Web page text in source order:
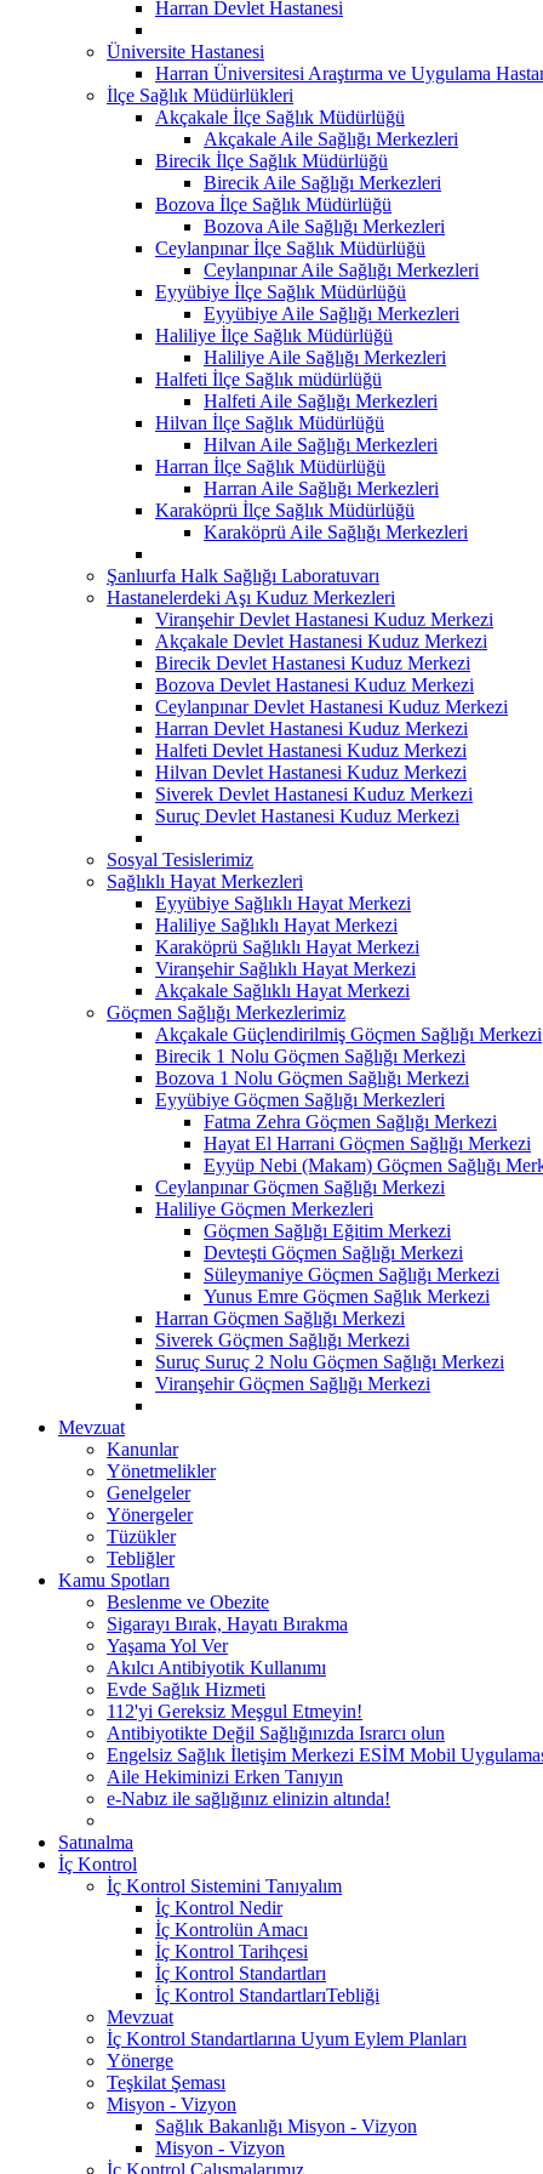
Harran Devlet Hastanesi
Üniversite Hastanesi
Harran Üniversitesi Araştırma ve Uygulama
İlçe Sağlık Müdürlükleri
Akçakale İlçe Sağlık Müdürlüğü
Akçakale Aile Sağlığı Merkezleri
Birecik İlçe Sağlık Müdürlüğü
Birecik Aile Sağlığı Merkezleri
Bozova İlçe Sağlık Müdürlüğü
Bozova Aile Sağlığı Merkezleri
Ceylanpınar İlçe Sağlık Müdürlüğü
Ceylanpınar Aile Sağlığı Merkezleri
Eyyübiye İlçe Sağlık Müdürlüğü
Eyyübiye Aile Sağlığı Merkezleri
Haliliye İlçe Sağlık Müdürlüğü
Haliliye Aile Sağlığı Merkezleri
Halfeti İlçe Sağlık müdürlüğü
Halfeti Aile Sağlığı Merkezleri
Hilvan İlçe Sağlık Müdürlüğü
Hilvan Aile Sağlığı Merkezleri
Harran İlçe Sağlık Müdürlüğü
Harran Aile Sağlığı Merkezleri
Karaköprü İlçe Sağlık Müdürlüğü
Karaköprü Aile Sağlığı Merkezleri
Şanlıurfa Halk Sağlığı Laboratuvarı
Hastanelerdeki Aşı Kuduz Merkezleri
Viranşehir Devlet Hastanesi Kuduz Merkezi
Akçakale Devlet Hastanesi Kuduz Merkezi
Birecik Devlet Hastanesi Kuduz Merkezi
Bozova Devlet Hastanesi Kuduz Merkezi
Ceylanpınar Devlet Hastanesi Kuduz Merkezi
Harran Devlet Hastanesi Kuduz Merkezi
Halfeti Devlet Hastanesi Kuduz Merkezi
Hilvan Devlet Hastanesi Kuduz Merkezi
Siverek Devlet Hastanesi Kuduz Merkezi
Suruç Devlet Hastanesi Kuduz Merkezi
Sosyal Tesislerimiz
Sağlıklı Hayat Merkezleri
Eyyübiye Sağlıklı Hayat Merkezi
Haliliye Sağlıklı Hayat Merkezi
Karaköprü Sağlıklı Hayat Merkezi
Viranşehir Sağlıklı Hayat Merkezi
Akçakale Sağlıklı Hayat Merkezi
Göçmen Sağlığı Merkezlerimiz
Akçakale Güçlendirilmiş Göçmen Sağlığı Merkezi
Birecik 1 Nolu Göçmen Sağlığı Merkezi
Bozova 1 Nolu Göçmen Sağlığı Merkezi
Eyyübiye Göçmen Sağlığı Merkezleri
Fatma Zehra Göçmen Sağlığı Merkezi
Hayat El Harrani Göçmen Sağlığı Merkezi
Eyyüp Nebi (Makam) Göçmen Sağlığı
Ceylanpınar Göçmen Sağlığı Merkezi
Haliliye Göçmen Merkezleri
Göçmen Sağlığı Eğitim Merkezi
Devteşti Göçmen Sağlığı Merkezi
Süleymaniye Göçmen Sağlığı Merkezi
Yunus Emre Göçmen Sağlık Merkezi
Harran Göçmen Sağlığı Merkezi
Siverek Göçmen Sağlığı Merkezi
Suruç Suruç 2 Nolu Göçmen Sağlığı Merkezi
Viranşehir Göçmen Sağlığı Merkezi
Mevzuat
Kanunlar
Yönetmelikler
Genelgeler
Yönergeler
Tüzükler
Tebliğler
Kamu Spotları
Beslenme ve Obezite
Sigarayı Bırak, Hayatı Bırakma
Yaşama Yol Ver
Akılcı Antibiyotik Kullanımı
Evde Sağlık Hizmeti
112'yi Gereksiz Meşgul Etmeyin!
Antibiyotikte Değil Sağlığınızda Israrcı olun
Engelsiz Sağlık İletişim Merkezi ESİM Mobil
Aile Hekiminizi Erken Tanıyın
e-Nabız ile sağlığınız elinizin altında!
Satınalma
İç Kontrol
İç Kontrol Sistemini Tanıyalım
İç Kontrol Nedir
İç Kontrolün Amacı
İç Kontrol Tarihçesi
İç Kontrol Standartları
İç Kontrol StandartlarıTebliği
Mevzuat
İç Kontrol Standartlarına Uyum Eylem Planları
Yönerge
Teşkilat Şeması
Misyon - Vizyon
Sağlık Bakanlığı Misyon - Vizyon
Misyon - Vizyon
İç Kontrol Çalışmalarımız